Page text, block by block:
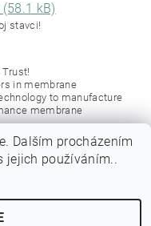
kB)
stavci!
in membrane
to manufacture
membrane
Dalším procházením
jejich používáním..